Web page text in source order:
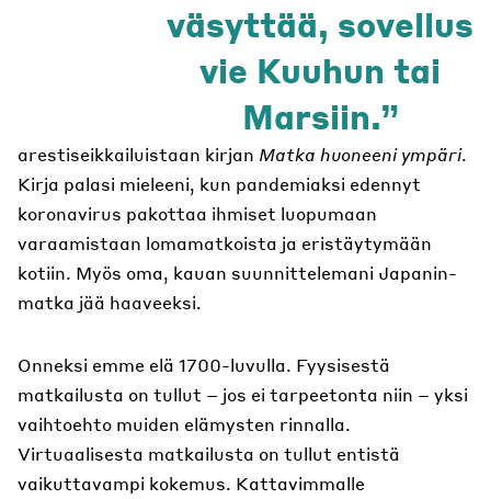
väsyttää, sovellus
vie Kuuhun tai
Marsiin.
arestiseikkailuistaan kirjan Matka huoneeni ympäri.
Kirja palasi mieleeni, kun pandemiaksi edennyt
koronavirus pakottaa ihmiset luopumaan
varaamistaan lomamatkoista ja eristäytymään
kotiin. Myös oma, kauan suunnittelemani Japanin-
matka jää haaveeksi.
Onneksi emme elä 1700-luvulla. Fyysisestä
matkailusta on tullut – jos ei tarpeetonta niin – yksi
vaihtoehto muiden elämysten rinnalla.
Virtuaalisesta matkailusta on tullut entistä
vaikuttavampi kokemus. Kattavimmalle